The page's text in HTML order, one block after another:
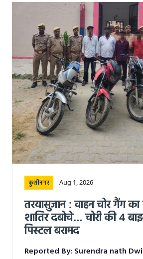
कुशीनगर Aug 1, 2026
तरयासुजान : वाहन चोर गैंग
शातिर दबोचे… चोरी की 4
पिस्टल बरामद
Reported By: Surendra nath